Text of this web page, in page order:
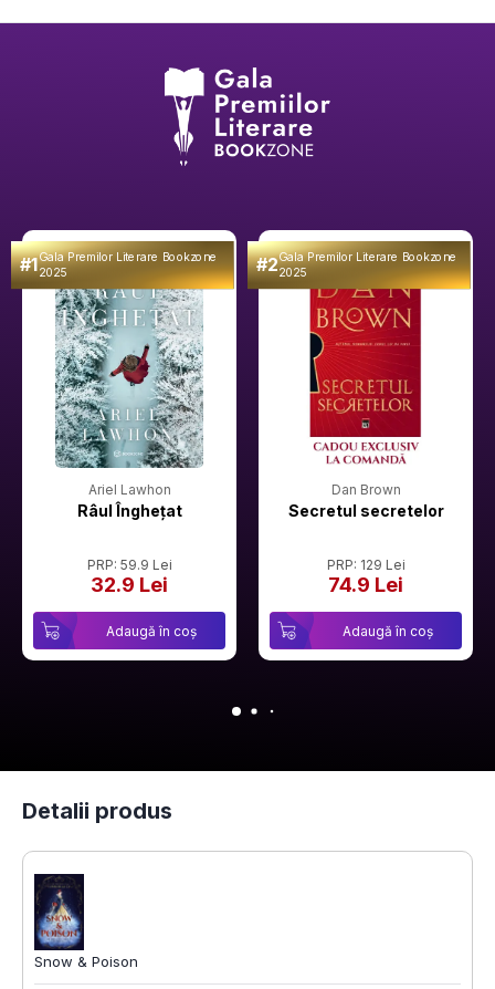
#1Gala Premilor Literare Bookzone
2025
Ariel Lawhon
Râul Înghețat
PRP: 59.9 Lei
32.9 Lei
Adaugă în coș
#2Gala Premilor Literare Bookzone
2025
Dan Brown
Secretul secretelor
PRP: 129 Lei
74.9 Lei
Adaugă în coș
Detalii produs
Snow & Poison